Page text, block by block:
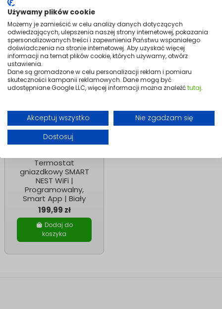
Używamy plików cookie
Możemy je zamieścić w celu analizy danych dotyczących
odwiedzających, ulepszenia naszej strony internetowej, pokazania
spersonalizowanych treści i zapewnienia Państwu wspaniałego
doświadczenia na stronie internetowej. Aby uzyskać więcej
informacji na temat plików cookie, których używamy, otwórz
ustawienia.
Dane są gromadzone w celu personalizacji reklam i pomiaru
skuteczności kampanii reklamowych. Dane mogą być
udostępniane Google LLC, więcej informacji można znaleźćtutaj.
Akceptuj wszystko
Nie zgadzam się
Dostosuj
Dodaj do
koszyka
Termostat
gniazdkowy SMART
NEST WiFi |
Programowalny,
Smart App | Biały
199,99 zł
Dodaj do
koszyka